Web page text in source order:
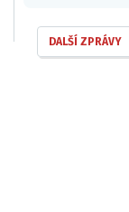
DALŠÍ ZPRÁVY